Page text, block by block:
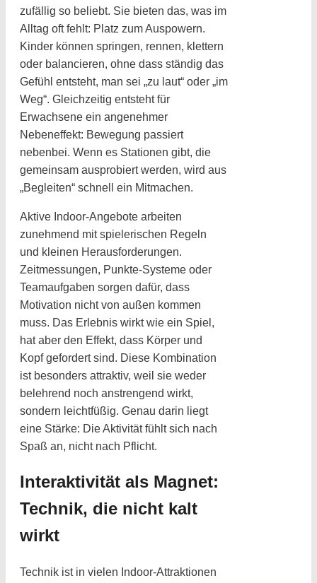
zufällig so beliebt. Sie bieten das, was im
Alltag oft fehlt: Platz zum Auspowern.
Kinder können springen, rennen, klettern
oder balancieren, ohne dass ständig das
Gefühl entsteht, man sei „zu laut“ oder „im
Weg“. Gleichzeitig entsteht für
Erwachsene ein angenehmer
Nebeneffekt: Bewegung passiert
nebenbei. Wenn es Stationen gibt, die
gemeinsam ausprobiert werden, wird aus
„Begleiten“ schnell ein Mitmachen.
Aktive Indoor-Angebote arbeiten
zunehmend mit spielerischen Regeln
und kleinen Herausforderungen.
Zeitmessungen, Punkte-Systeme oder
Teamaufgaben sorgen dafür, dass
Motivation nicht von außen kommen
muss. Das Erlebnis wirkt wie ein Spiel,
hat aber den Effekt, dass Körper und
Kopf gefordert sind. Diese Kombination
ist besonders attraktiv, weil sie weder
belehrend noch anstrengend wirkt,
sondern leichtfüßig. Genau darin liegt
eine Stärke: Die Aktivität fühlt sich nach
Spaß an, nicht nach Pflicht.
Interaktivität als Magnet:
Technik, die nicht kalt
wirkt
Technik ist in vielen Indoor-Attraktionen